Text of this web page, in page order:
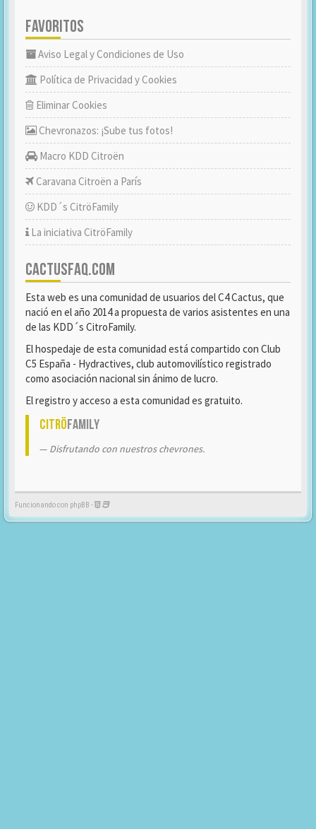
FAVORITOS
Aviso Legal y Condiciones de Uso
Política de Privacidad y Cookies
Eliminar Cookies
Chevronazos: ¡Sube tus fotos!
Macro KDD Citroën
Caravana Citroën a París
KDD´s CitröFamily
La iniciativa CitröFamily
CACTUSFAQ.COM
Esta web es una comunidad de usuarios del C4 Cactus, que
nació en el año 2014 a propuesta de varios asistentes en una
de las KDD´s CitroFamily.
El hospedaje de esta comunidad está compartido con Club
C5 España - Hydractives, club automovilístico registrado
como asociación nacional sin ánimo de lucro.
El registro y acceso a esta comunidad es gratuito.
CitröFamily
Disfrutando con nuestros chevrones.
Funcionando con phpBB -